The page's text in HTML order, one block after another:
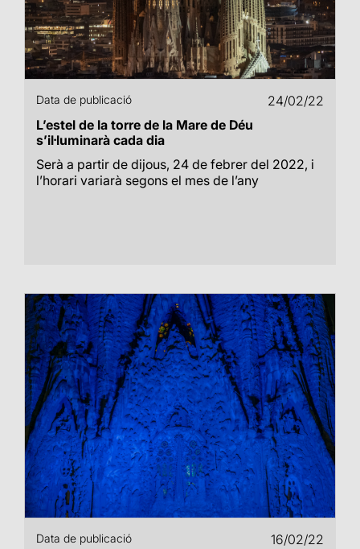
Data de publicació
24/02/22
L’estel de la torre de la Mare de Déu
s’il·luminarà cada dia
Serà a partir de dijous, 24 de febrer del 2022, i
l’horari variarà segons el mes de l’any
Data de publicació 16/02/22